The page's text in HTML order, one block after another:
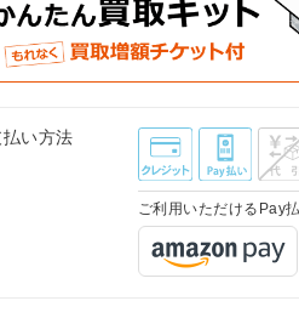
い方法
ご利用いただけるPay